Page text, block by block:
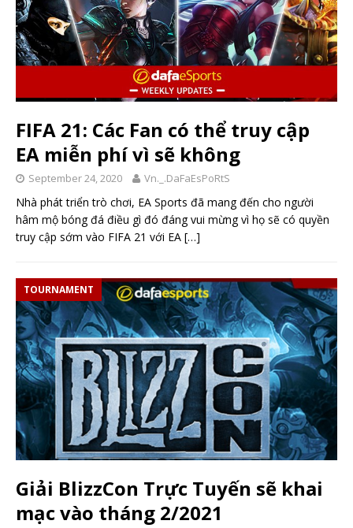
FIFA 21: Các Fan có thể truy cập
EA miễn phí vì sẽ không
September 24, 2020 Vn._.DaFaEsPoRtS
Nhà phát triển trò chơi, EA Sports đã mang đến cho người
hâm mộ bóng đá điều gì đó đáng vui mừng vì họ sẽ có quyền
truy cập sớm vào FIFA 21 với EA […]
TOURNAMENT
Giải BlizzCon Trực Tuyến sẽ khai
mạc vào tháng 2/2021